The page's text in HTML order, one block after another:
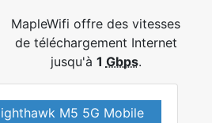
MapleWifi offre des vitesses
de téléchargement Internet
jusqu'à 1 Gbps.
M5 5G Mobile